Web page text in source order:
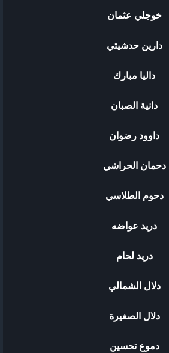
خوجلي عثمان
دارين حدشيتي
داليا مبارك
دانية الصبان
داوود رضوان
دحمان الحراشي
دحوم الطلاسي
دريد عواضه
دريد لحام
دلال الشمالي
دلال الصغيرة
دموع تحسين